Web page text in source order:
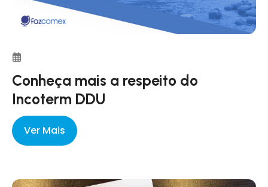
Conheça mais a respeito do
Incoterm DDU
Ver Mais